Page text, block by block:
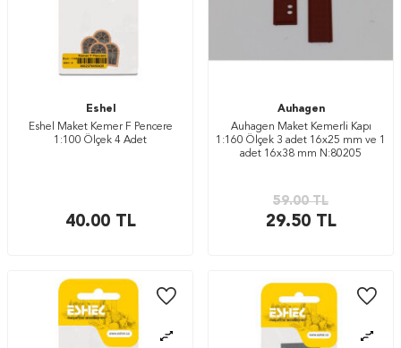
Eshel
Eshel Maket Kemer F Pencere
1:100 Ölçek 4 Adet
40.00TL
Auhagen
Auhagen Maket Kemerli Kapı
1:160 Ölçek 3 adet 16x25 mm ve 1
adet 16x38 mm N:80205
59.00TL
29.50TL